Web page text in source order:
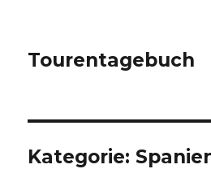
Tourentagebuch
Kategorie: